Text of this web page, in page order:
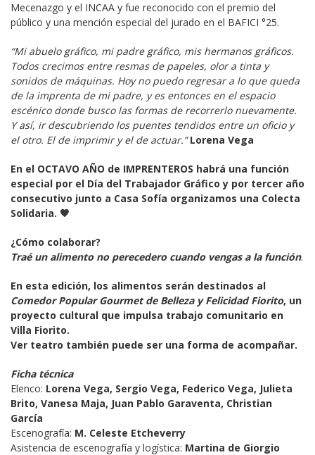
Mecenazgo y el INCAA y fue reconocido con el premio del
público y una mención especial del jurado en el BAFICI °25.
“Mi abuelo gráfico, mi padre gráfico, mis hermanos gráficos.
Todos crecimos entre resmas de papeles, olor a tinta y
sonidos de máquinas. Hoy no puedo regresar a lo que queda
de la imprenta de mi padre, y es entonces en el espacio
escénico donde busco las formas de recorrerlo nuevamente.
Y así, ir descubriendo los puentes tendidos entre un oficio y
el otro. El de imprimir y el de actuar.” Lorena Vega
En el OCTAVO AÑO de IMPRENTEROS habrá una función
especial por el Día del Trabajador Gráfico y por tercer año
consecutivo junto a Casa Sofía organizamos una Colecta
Solidaria. 🧡
¿Cómo colaborar?
Traé un alimento no perecedero cuando vengas a la función.
Comedor Popular Gourmet de Belleza y Felicidad Fiorito, un
proyecto cultural que impulsa trabajo comunitario en
Villa Fiorito.
Ver teatro también puede ser una forma de acompañar.
Ficha técnica
Elenco: Lorena Vega, Sergio Vega, Federico Vega, Julieta
Brito, Vanesa Maja, Juan Pablo Garaventa, Christian
García
Escenografía: M. Celeste Etcheverry
Asistencia de escenografía y logística: Martina de Giorgio